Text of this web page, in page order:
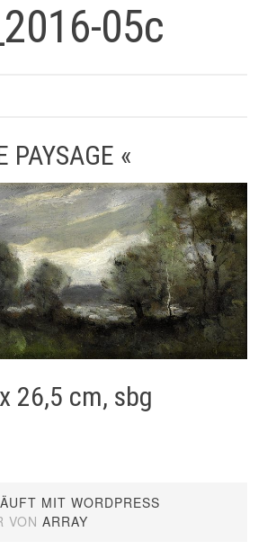
05c
PAYSAGE «
26,5 cm, sbg
MIT WORDPRESS
VONARRAY